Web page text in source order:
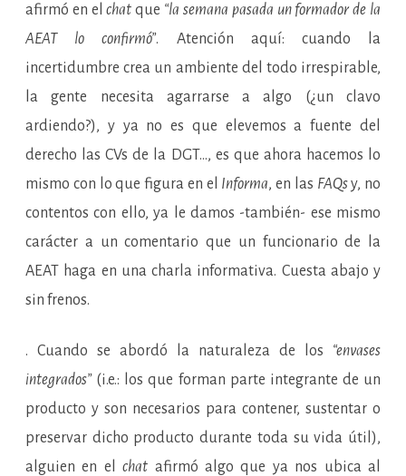
afirmó en elchat que “la semana pasada un formador de la
AEAT lo confirmó”. Atención aquí: cuando la
incertidumbre crea un ambiente del todo irrespirable,
la gente necesita agarrarse a algo (¿un clavo
ardiendo?), y ya no es que elevemos a fuente del
derecho las CVs de la DGT…, es que ahora hacemos lo
mismo con lo que figura en el Informa, en las FAQsy, no
contentos con ello, ya le damos -también- ese mismo
carácter a un comentario que un funcionario de la
AEAT haga en una charla informativa. Cuesta abajo y
sin frenos.
. Cuando se abordó la naturaleza de los “envases
integrados”(i.e.: los que forman parte integrante de un
producto y son necesarios para contener, sustentar o
preservar dicho producto durante toda su vida útil),
alguien en elchat afirmó algo que ya nos ubica al